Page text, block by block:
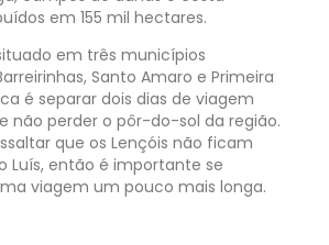
em 155 mil hectares.
em três municípios
Santo Amaro e Primeira
é separar dois dias de viagem
não perder o pôr-do-sol da região.
que os Lençóis não ficam
Luís, então é importante se
viagem um pouco mais longa.